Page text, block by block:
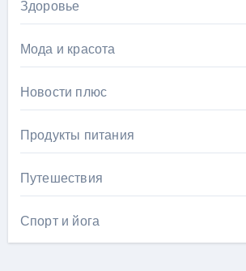
Здоровье
Мода и красота
Новости плюс
Продукты питания
Путешествия
Спорт и йога